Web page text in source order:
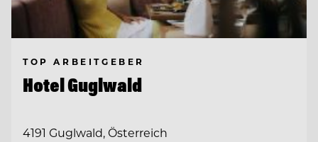
TOP ARBEITGEBER
Hotel Guglwald
4191 Guglwald, Österreich